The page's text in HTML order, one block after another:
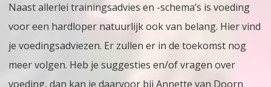
Naast allerlei trainingsadvies en -schema’s is voeding
voor een hardloper natuurlijk ook van belang. Hier vind
je voedingsadviezen. Er zullen er in de toekomst nog
meer volgen. Heb je suggesties en/of vragen over
voeding, dan kan je daarvoor bij Annette van Doorn